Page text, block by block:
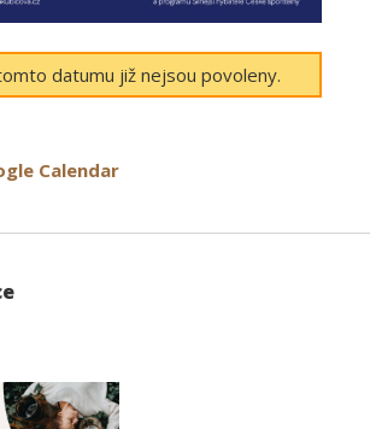
datumu již nejsou povoleny.
Calendar